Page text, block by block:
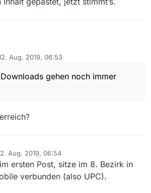
7:4.1.4-0york3~18.04
/var/lib/dpkg/status
2 500
http://ubuntu.inode.at/ubuntu
- Downloads gehen noch immer
Aug. 2019, 06:53
von
gehen noch immer
Aug. 2019, 06:54
von
ersten Post, sitze im 8. Bezirk in
verbunden (also UPC).